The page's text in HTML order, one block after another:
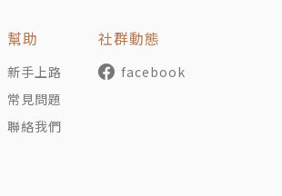
幫助
新手上路
常見問題
聯絡我們
社群動態
facebook